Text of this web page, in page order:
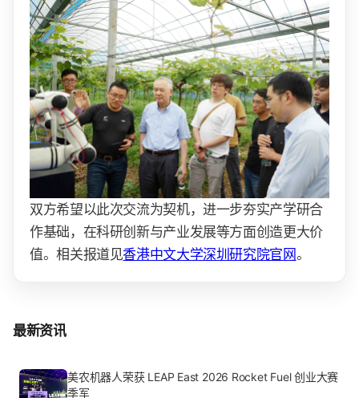
双方希望以此次交流为契机，进一步夯实产学研合
作基础，在科研创新与产业发展等方面创造更大价
值。相关报道见香港中文大学深圳研究院官网。
最新资讯
美农机器人荣获 LEAP East 2026 Rocket Fuel 创业大赛
季军